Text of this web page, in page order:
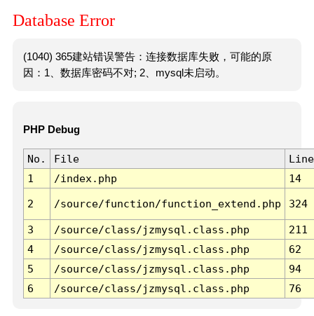
Database Error
(1040) 365建站错误警告：连接数据库失败，可能的原
因：1、数据库密码不对; 2、mysql未启动。
PHP Debug
No. File
Line
1
/index.php 14
2 /source/function/function_extend.php 324
3 /source/class/jzmysql.class.php
211
4
/source/class/jzmysql.class.php
62
5
/source/class/jzmysql.class.php
94
6
/source/class/jzmysql.class.php 76